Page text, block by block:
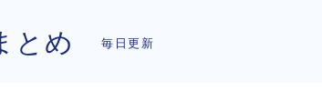
とめ 毎日更新